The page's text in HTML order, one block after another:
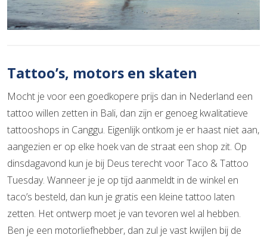
Tattoo’s, motors en skaten
Mocht je voor een goedkopere prijs dan in Nederland een
tattoo willen zetten in Bali, dan zijn er genoeg kwalitatieve
tattooshops in Canggu. Eigenlijk ontkom je er haast niet aan,
aangezien er op elke hoek van de straat een shop zit. Op
dinsdagavond kun je bij Deus terecht voor Taco & Tattoo
Tuesday. Wanneer je je op tijd aanmeldt in de winkel en
taco’s besteld, dan kun je gratis een kleine tattoo laten
zetten. Het ontwerp moet je van tevoren wel al hebben.
Ben je een motorliefhebber, dan zul je vast kwijlen bij de